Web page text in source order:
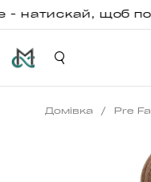
щоб
Домівка / Pre Fall